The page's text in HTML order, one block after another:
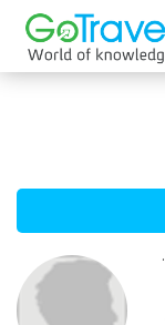
שלום, אנחנו משפחה עם 4 ילדים צעירם בגילאים 3-12.